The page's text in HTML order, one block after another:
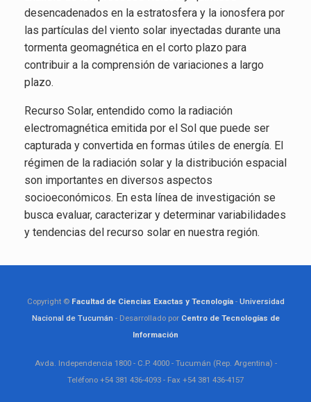
desencadenados en la estratosfera y la ionosfera por
las partículas del viento solar inyectadas durante una
tormenta geomagnética en el corto plazo para
contribuir a la comprensión de variaciones a largo
plazo.
Recurso Solar, entendido como la radiación
electromagnética emitida por el Sol que puede ser
capturada y convertida en formas útiles de energía. El
régimen de la radiación solar y la distribución espacial
son importantes en diversos aspectos
socioeconómicos. En esta línea de investigación se
busca evaluar, caracterizar y determinar variabilidades
y tendencias del recurso solar en nuestra región.
Copyright © Facultad de Ciencias Exactas y Tecnología- Universidad
Nacional de Tucumán - Desarrollado por Centro de Tecnologías de
Información
Avda. Independencia 1800 - C.P. 4000 - Tucumán (Rep. Argentina) -
Teléfono +54 381 436-4093 - Fax +54 381 436-4157